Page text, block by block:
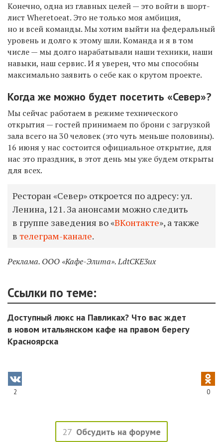
Конечно, одна из главных целей — это войти в шорт-
лист Wheretoeat. Это не только моя амбиция,
но и всей команды. Мы хотим выйти на федеральный
уровень и долго к этому шли. Команда и я в том
числе — мы долго нарабатывали наши техники, наши
навыки, наш сервис. И я уверен, что мы способны
максимально заявить о себе как о крутом проекте.
Когда же можно будет посетить «Север»?
Мы сейчас работаем в режиме технического
открытия — гостей принимаем по брони с загрузкой
зала всего на 30 человек (это чуть меньше половины).
16 июня у нас состоится официальное открытие, для
нас это праздник, в этот день мы уже будем открыты
для всех.
Ресторан «Север» откроется по адресу: ул.
Ленина, 121. За анонсами можно следить
в группе заведения во «ВКонтакте», а также
в телеграм-канале.
Реклама. ООО «Кафе-Элита». LdtCKE3ux
Ссылки по теме:
Доступный люкс на Павликах? Что вас ждет
в новом итальянском кафе на правом берегу
Красноярска
2 0
27 Обсудить на форуме